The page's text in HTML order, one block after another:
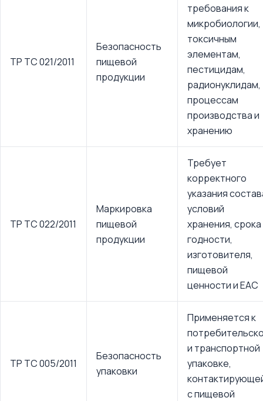
ТР ТС 021/2011
Безопасность
пищевой
продукции
требования к
микробиологии,
токсичным
элементам,
пестицидам,
радионуклидам,
процессам
производства и
хранению
ТР ТС 022/2011
Маркировка
пищевой
продукции
Требует
корректного
указания
условий
хранения, срока
годности,
изготовителя,
пищевой
ценности и ЕАС
ТР ТС 005/2011
Безопасность
упаковки
Применяется к
и транспортной
упаковке,
с пищевой